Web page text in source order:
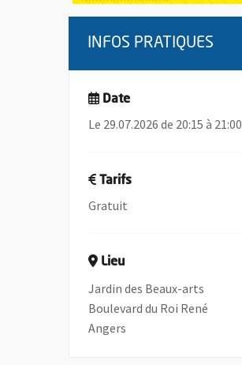
INFOS PRATIQUES
Date
Le 29.07.2026 de 20:15 à 21:00
Tarifs
Gratuit
Lieu
Jardin des Beaux-arts
Boulevard du Roi René
Angers